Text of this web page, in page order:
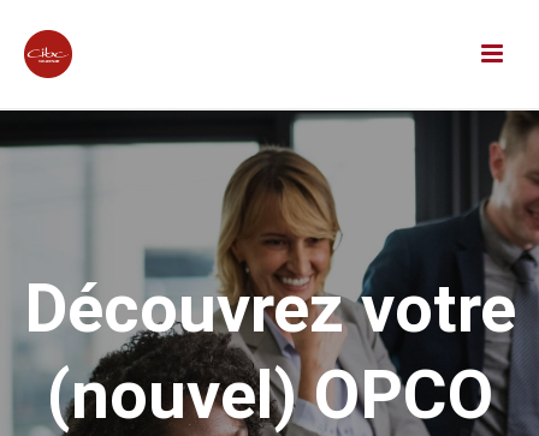
Découvrez votre
(nouvel) OPCO